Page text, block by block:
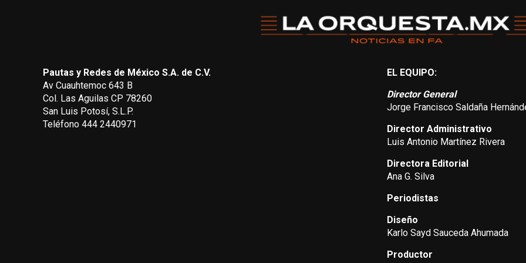
Pautas y Redes de México S.A. de C.V.
Av Cuauhtemoc 643 B
Col. Las Aguilas CP 78260
San Luis Potosí, S.L.P.
Teléfono 444 2440971
EL EQUIPO:
Director General
Jorge Francisco Saldaña
Director Administrativo
Luis Antonio Martínez Rivera
Directora Editorial
Ana G. Silva
Periodistas
Diseño
Karlo Sayd Sauceda Ahumada
Productor